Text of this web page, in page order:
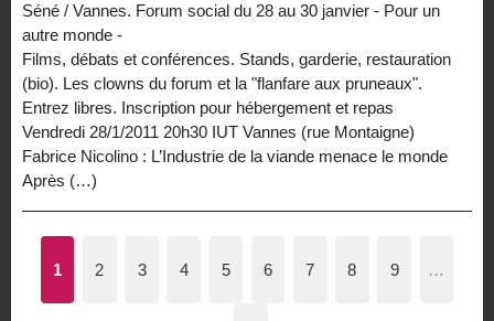
Séné / Vannes. Forum social du 28 au 30 janvier - Pour un
autre monde -
Films, débats et conférences. Stands, garderie, restauration
(bio). Les clowns du forum et la "flanfare aux pruneaux".
Entrez libres. Inscription pour hébergement et repas
Vendredi 28/1/2011 20h30 IUT Vannes (rue Montaigne)
Fabrice Nicolino : L’Industrie de la viande menace le monde
Après (…)
1 2 3 4 5 6 7 8 9 …